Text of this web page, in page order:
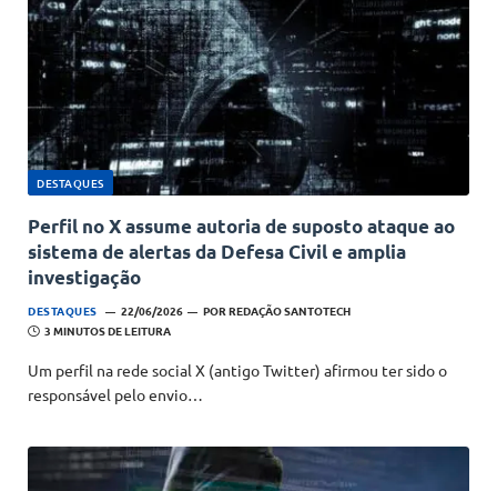
DESTAQUES
Perfil no X assume autoria de suposto ataque ao
sistema de alertas da Defesa Civil e amplia
investigação
DESTAQUES 22/06/2026 POR REDAÇÃO SANTOTECH
3 MINUTOS DE LEITURA
Um perfil na rede social X (antigo Twitter) afirmou ter sido o
responsável pelo envio…